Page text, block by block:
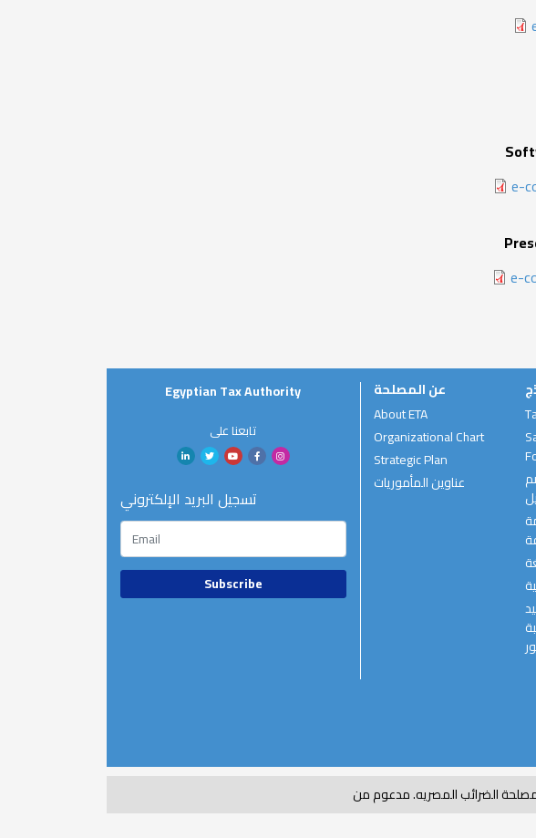
e-
e-
Egyptian Tax Authority
تابعنا على
تسجيل البريد الإلكتروني
عن المصلحة
About ETA
Organizational Chart
Strategic Plan
عناوين المأموريات